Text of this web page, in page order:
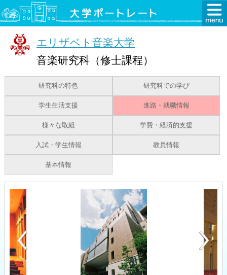
エリザベト音楽大学
音楽研究科（修士課程）
研究科の特色 研究科での学び
学生生活支援 進路・就職情報
様々な取組 学費・経済的支援
入試・学生情報 教員情報
基本情報